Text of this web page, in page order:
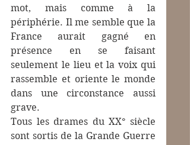
mot, mais comme à la
périphérie. Il me semble que la
France aurait gagné en
présence en se faisant
seulement le lieu et la voix qui
rassemble et oriente le monde
dans une circonstance aussi
grave.
Tous les drames du XX° siècle
sont sortis de la Grande Guerre